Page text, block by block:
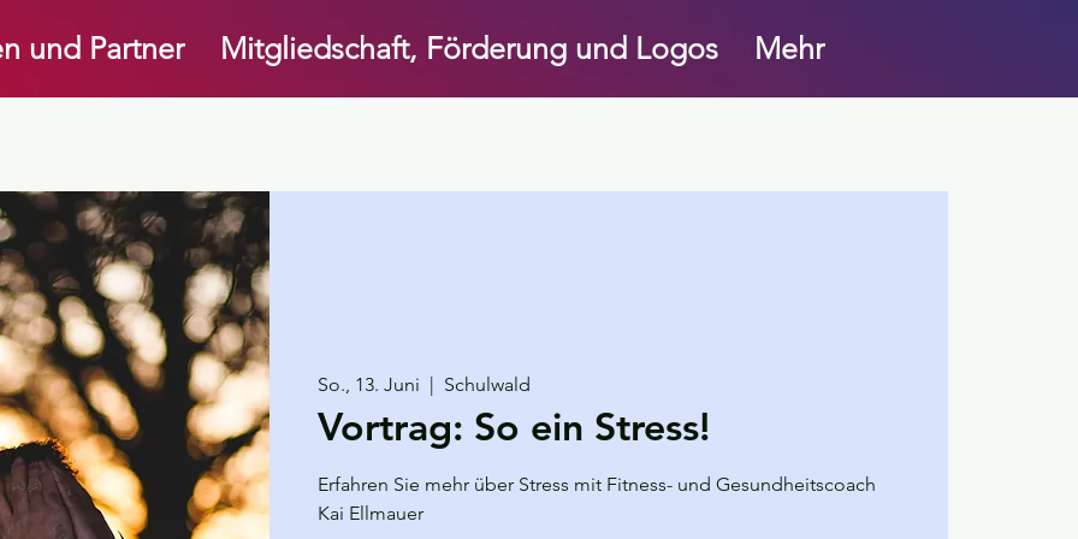
und Partner Mitgliedschaft, Förderung und Logos Mehr
So., 13. Juni Schulwald
Vortrag: So ein Stress!
Erfahren Sie mehr über Stress mit Fitness- und Gesundheitscoach
Kai Ellmauer